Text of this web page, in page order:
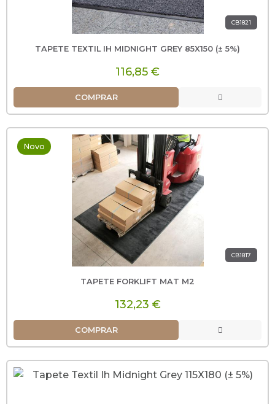
CB1821
TAPETE TEXTIL IH MIDNIGHT GREY 85X150 (± 5%)
116,85 €
COMPRAR
Novo
CB1817
TAPETE FORKLIFT MAT M2
132,23 €
COMPRAR